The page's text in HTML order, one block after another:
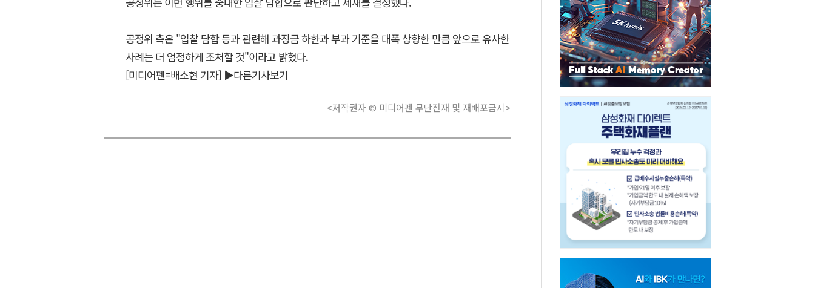
공정위 측은 "입찰 담합 등과 관련해 과징금 하한과 부과 기준을 대폭 상향한 만큼 앞으로 유사한
사례는 더 엄정하게 조처할 것"이라고 밝혔다.
[미디어펜=배소현 기자] ▶다른기사보기
<저작권자 © 미디어펜 무단전재 및 재배포금지>